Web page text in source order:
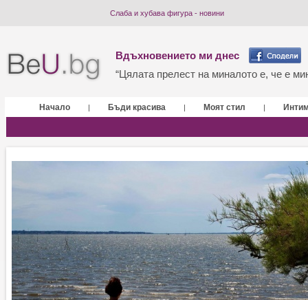
Слаба и хубава фигура - новини
Вдъхновението ми днес
“Цялата прелест на миналото е, че е
Начало | Бъди красива | Моят стил |